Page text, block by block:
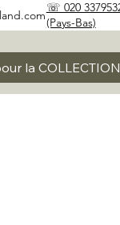
☏ 020
(Pays-Bas)
la